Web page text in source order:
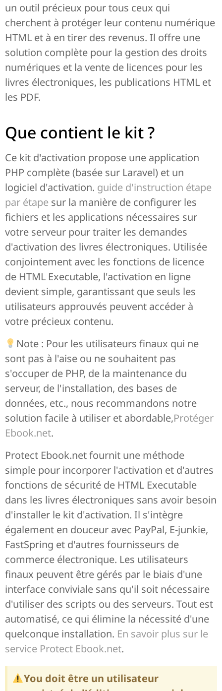
un outil précieux pour tous ceux qui
cherchent à protéger leur contenu numérique
HTML et à en tirer des revenus. Il offre une
solution complète pour la gestion des droits
numériques et la vente de licences pour les
livres électroniques, les publications HTML et
les PDF.
Que contient le kit ?
Ce kit d'activation propose une application
PHP complète (basée sur Laravel) et un
logiciel d'activation. guide d'instruction étape
par étape sur la manière de configurer les
fichiers et les applications nécessaires sur
votre serveur pour traiter les demandes
d'activation des livres électroniques. Utilisée
conjointement avec les fonctions de licence
de HTML Executable, l'activation en ligne
devient simple, garantissant que seuls les
utilisateurs approuvés peuvent accéder à
votre précieux contenu.
Note : Pour les utilisateurs finaux qui ne
sont pas à l'aise ou ne souhaitent pas
s'occuper de PHP, de la maintenance du
serveur, de l'installation, des bases de
données, etc., nous recommandons notre
solution facile à utiliser et abordable,Protéger
Ebook.net.
Protect Ebook.net fournit une méthode
simple pour incorporer l'activation et d'autres
fonctions de sécurité de HTML Executable
dans les livres électroniques sans avoir besoin
d'installer le kit d'activation. Il s'intègre
également en douceur avec PayPal, E-junkie,
FastSpring et d'autres fournisseurs de
commerce électronique. Les utilisateurs
finaux peuvent être gérés par le biais d'une
interface conviviale sans qu'il soit nécessaire
d'utiliser des scripts ou des serveurs. Tout est
automatisé, ce qui élimine la nécessité d'une
quelconque installation. En savoir plus sur le
service Protect Ebook.net.
You doit être un utilisateur